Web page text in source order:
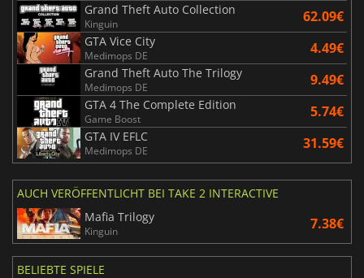
Grand Theft Auto Collection
Kinguin 62.09€
GTA Vice City
Medimops DE 4.49€
Grand Theft Auto The Trilogy
Medimops DE 9.49€
GTA 4 The Complete Edition
Game Boost 5.74€
GTA IV EFLC
Medimops DE 31.59€
AUCH VERÖFFENTLICHT BEI TAKE 2 INTERACTIVE
Mafia Trilogy
Kinguin 7.38€
BELIEBTE SPIELE